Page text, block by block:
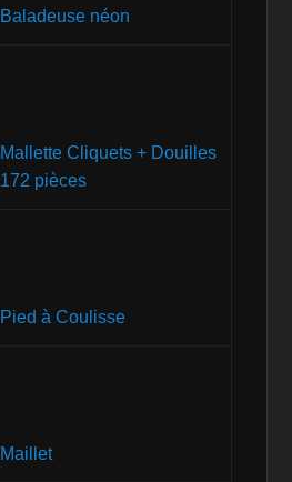
Baladeuse néon
Mallette Cliquets + Douilles
172 pièces
Pied à Coulisse
Maillet